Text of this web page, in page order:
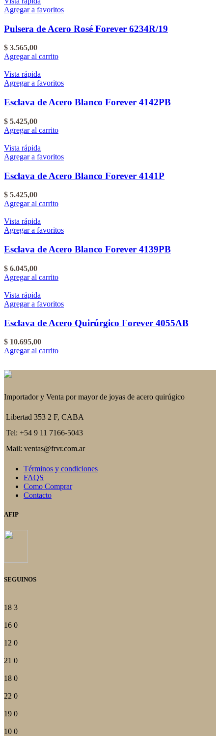
Agregar a favoritos
Pulsera de Acero Rosé Forever 6234R/19
$ 3.565,00
Agregar al carrito
Vista rápida
Agregar a favoritos
Esclava de Acero Blanco Forever 4142PB
$ 5.425,00
Agregar al carrito
Vista rápida
Agregar a favoritos
Esclava de Acero Blanco Forever 4141P
$ 5.425,00
Agregar al carrito
Vista rápida
Agregar a favoritos
Esclava de Acero Blanco Forever 4139PB
$ 6.045,00
Agregar al carrito
Vista rápida
Agregar a favoritos
Esclava de Acero Quirúrgico Forever 4055AB
$ 10.695,00
Agregar al carrito
Importador y Venta por mayor de joyas de acero quirúgico
Libertad 353 2 F, CABA
Tel: +54 9 11 7166-5043
Mail: ventas@frvr.com.ar
Términos y condiciones
FAQS
Como Comprar
Contacto
AFIP
SEGUINOS
18 3
16 0
12 0
21 0
18 0
22 0
19 0
10 0